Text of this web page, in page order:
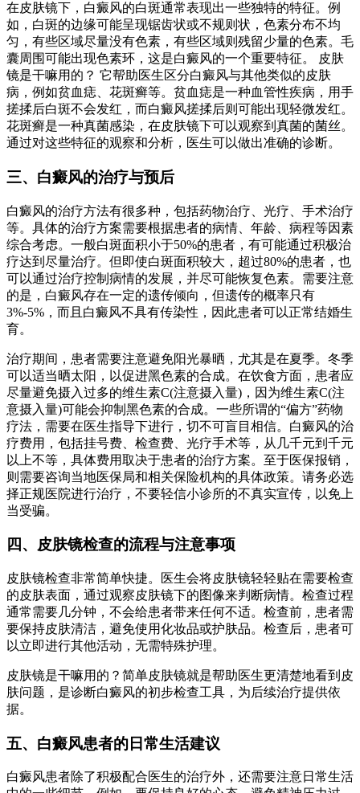
在皮肤镜下，白癜风的白斑通常表现出一些独特的特征。例
如，白斑的边缘可能呈现锯齿状或不规则状，色素分布不均
匀，有些区域尽量没有色素，有些区域则残留少量的色素。毛
囊周围可能出现色素环，这是白癜风的一个重要特征。 皮肤
镜是干嘛用的？ 它帮助医生区分白癜风与其他类似的皮肤
病，例如贫血痣、花斑癣等。贫血痣是一种血管性疾病，用手
搓揉后白斑不会发红，而白癜风搓揉后则可能出现轻微发红。
花斑癣是一种真菌感染，在皮肤镜下可以观察到真菌的菌丝。
通过对这些特征的观察和分析，医生可以做出准确的诊断。
三、白癜风的治疗与预后
白癜风的治疗方法有很多种，包括药物治疗、光疗、手术治疗
等。具体的治疗方案需要根据患者的病情、年龄、病程等因素
综合考虑。一般白斑面积小于50%的患者，有可能通过积极治
疗达到尽量治疗。但即使白斑面积较大，超过80%的患者，也
可以通过治疗控制病情的发展，并尽可能恢复色素。需要注意
的是，白癜风存在一定的遗传倾向，但遗传的概率只有
3%-5%，而且白癜风不具有传染性，因此患者可以正常结婚生
育。
治疗期间，患者需要注意避免阳光暴晒，尤其是在夏季。冬季
可以适当晒太阳，以促进黑色素的合成。在饮食方面，患者应
尽量避免摄入过多的维生素C(注意摄入量)，因为维生素C(注
意摄入量)可能会抑制黑色素的合成。一些所谓的“偏方”药物
疗法，需要在医生指导下进行，切不可盲目相信。白癜风的治
疗费用，包括挂号费、检查费、光疗手术等，从几千元到千元
以上不等，具体费用取决于患者的治疗方案。至于医保报销，
则需要咨询当地医保局和相关保险机构的具体政策。请务必选
择正规医院进行治疗，不要轻信小诊所的不真实宣传，以免上
当受骗。
四、皮肤镜检查的流程与注意事项
皮肤镜检查非常简单快捷。医生会将皮肤镜轻轻贴在需要检查
的皮肤表面，通过观察皮肤镜下的图像来判断病情。检查过程
通常需要几分钟，不会给患者带来任何不适。检查前，患者需
要保持皮肤清洁，避免使用化妆品或护肤品。检查后，患者可
以立即进行其他活动，无需特殊护理。
皮肤镜是干嘛用的？简单皮肤镜就是帮助医生更清楚地看到皮
肤问题，是诊断白癜风的初步检查工具，为后续治疗提供依
据。
五、白癜风患者的日常生活建议
白癜风患者除了积极配合医生的治疗外，还需要注意日常生活